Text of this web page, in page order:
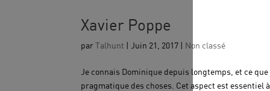
Xavier Poppe
parTalhunt | Juin 21, 2017 | Non classé
Je connais Dominique depuis longtemps, et ce
pragmatique des choses. Cet aspect est essentiel